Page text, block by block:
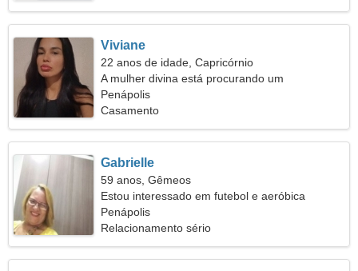
Viviane
22 anos de idade, Capricórnio
A mulher divina está procurando um
relacionamento de longo prazo
Penápolis
Casamento
Gabrielle
59 anos, Gêmeos
Estou interessado em futebol e aeróbica
Penápolis
Relacionamento sério